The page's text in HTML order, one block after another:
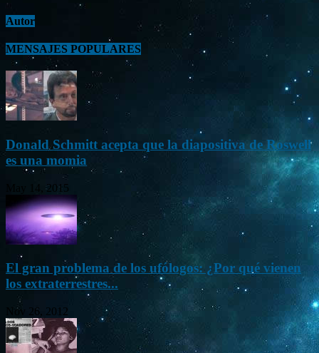
Autor
MENSAJES POPULARES
Donald Schmitt acepta que la diapositiva de Roswell
es una momia
May 14, 2015
El gran problema de los ufólogos: ¿Por qué vienen
los extraterrestres...
Nov 26, 2012